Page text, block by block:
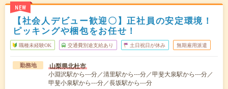
NEW
【社会人デビュー歓迎〇】正社員の安定環境！
ピッキングや梱包をお任せ！
職種未経験OK 交通費別途支給あり 土日祝日が休み 無期雇用派遣
勤務地 山梨県北杜市
小淵沢駅から---分／清里駅から---分／甲斐大泉駅から---分／
甲斐小泉駅から---分／長坂駅から---分